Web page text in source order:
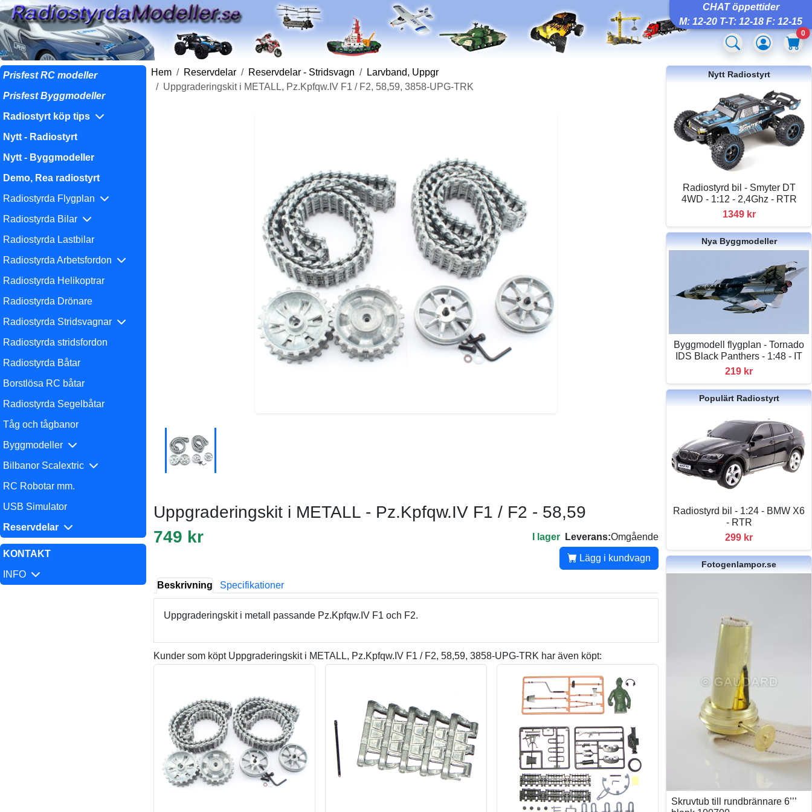
CHAT öppettider
M: 12-20 T-T: 12-18 F: 12-15
0
Prisfest RC modeller
Prisfest Byggmodeller
Radiostyrt köp tips
Nytt - Radiostyrt
Nytt - Byggmodeller
Demo, Rea radiostyrt
Radiostyrda Flygplan
Radiostyrda Bilar
Radiostyrda Lastbilar
Radiostyrda Arbetsfordon
Radiostyrda Helikoptrar
Radiostyrda Drönare
Radiostyrda Stridsvagnar
Radiostyrda stridsfordon
Radiostyrda Båtar
Borstlösa RC båtar
Radiostyrda Segelbåtar
Tåg och tågbanor
Byggmodeller
Bilbanor Scalextric
RC Robotar mm.
USB Simulator
Reservdelar
KONTAKT
INFO
Hem Reservdelar Reservdelar - Stridsvagn
Larvband, Uppgr
Uppgraderingskit i METALL, Pz.Kpfqw.IV F1 / F2, 58,59, 3858-UPG-TRK
Uppgraderingskit i METALL - Pz.Kpfqw.IV F1 / F2 - 58,59
749 kr
I lager Leverans:Omgående
Lägg i kundvagn
Beskrivning Specifikationer
Uppgraderingskit i metall passande Pz.Kpfqw.IV F1 och F2.
Kunder som köpt Uppgraderingskit i METALL, Pz.Kpfqw.IV F1 / F2, 58,59, 3858-UPG-TRK har även köpt:
Nytt Radiostyrt
Radiostyrd bil - Smyter DT
4WD - 1:12 - 2,4Ghz - RTR
1349 kr
Nya Byggmodeller
Byggmodell flygplan - Tornado
IDS Black Panthers - 1:48 - IT
219 kr
Populärt Radiostyrt
Radiostyrd bil - 1:24 - BMW X6
- RTR
299 kr
Fotogenlampor.se
Skruvtub till rundbrännare 6’’’